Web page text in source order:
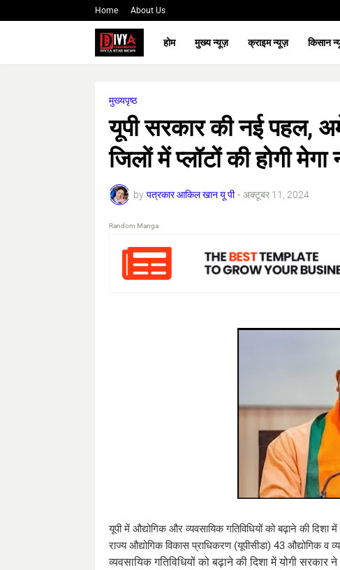
Home About Us
होम मुख्य न्यूज़ क्राइम न्यूज़ किसान
मुख्यपृष्ठ
यूपी सरकार की नई पहल,
जिलों में प्लॉटों की होगी मेगा
by पत्रकार आकिल खान यू पी - अक्टूबर 11, 2024
Random Manga
यूपी में औद्योगिक और व्यवसायिक गतिविधियों को बढ़ाने की
राज्य औद्योगिक विकास प्राधिकरण (यूपीसीडा) 43 औद्योगिक व
व्यवसायिक गतिविधियों को बढ़ाने की दिशा में योगी